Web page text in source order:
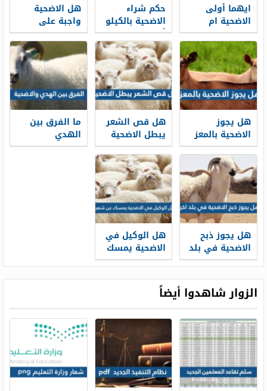
ايهما أولى
الاضحية ام
العقيقة وهل
يجوز الجمع
بينهما
حكم شراء
الاضحية بالكيلو
أو بالميزان بعد
الذبح
هل الاضحية
واجبة على
المتزوج
هل يجوز
الاضحية بالمعز
هل قص الشعر
يبطل الاضحية
ما الفرق بين
الهدي
والاضحية
هل يجوز ذبح
الاضحية في بلد
اخر
هل الوكيل في
الاضحية يمسك
عن شعره
الزوار شاهدوا أيضاً